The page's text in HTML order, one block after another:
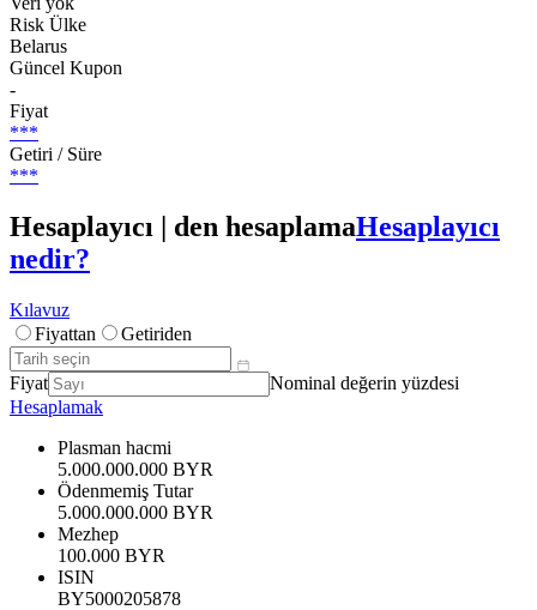
Risk Ülke
Belarus
Güncel Kupon
-
Fiyat
***
Getiri / Süre
***
Hesaplayıcı | den hesaplamaHesaplayıcı
nedir?
Kılavuz
Fiyattan
Getiriden
Fiyat
Nominal değerin yüzdesi
Hesaplamak
Plasman hacmi
5.000.000.000 BYR
Ödenmemiş Tutar
5.000.000.000 BYR
Mezhep
100.000 BYR
ISIN
BY5000205878